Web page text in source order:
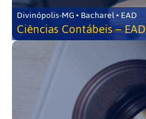
Divinópolis-MG • Bacharel • EAD
Ciências Contábeis – EAD